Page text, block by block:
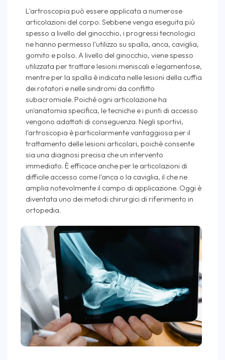
L'artroscopia può essere applicata a numerose
articolazioni del corpo. Sebbene venga eseguita più
spesso a livello del ginocchio, i progressi tecnologici
ne hanno permesso l'utilizzo su spalla, anca, caviglia,
gomito e polso. A livello del ginocchio, viene spesso
utilizzata per trattare lesioni meniscali e legamentose,
mentre per la spalla è indicata nelle lesioni della cuffia
dei rotatori e nelle sindromi da conflitto
subacromiale. Poiché ogni articolazione ha
un'anatomia specifica, le tecniche e i punti di accesso
vengono adattati di conseguenza. Negli sportivi,
l'artroscopia è particolarmente vantaggiosa per il
trattamento delle lesioni articolari, poiché consente
sia una diagnosi precisa che un intervento
immediato. È efficace anche per le articolazioni di
difficile accesso come l'anca o la caviglia, il che ne
amplia notevolmente il campo di applicazione. Oggi è
diventata uno dei metodi chirurgici di riferimento in
ortopedia.